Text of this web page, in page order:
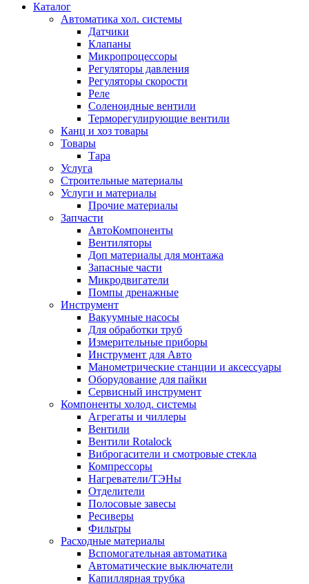
Каталог
Автоматика хол. системы
Датчики
Клапаны
Микропроцессоры
Регуляторы давления
Регуляторы скорости
Реле
Соленоидные вентили
Терморегулирующие вентили
Канц и хоз товары
Товары
Тара
Услуга
Строительные материалы
Услуги и материалы
Прочие материалы
Запчасти
АвтоКомпоненты
Вентиляторы
Доп материалы для монтажа
Запасные части
Микродвигатели
Помпы дренажные
Инструмент
Вакуумные насосы
Для обработки труб
Измерительные приборы
Инструмент для Авто
Манометрические станции и аксессуары
Оборудование для пайки
Сервисный инструмент
Компоненты холод. системы
Агрегаты и чиллеры
Вентили
Вентили Rotalock
Виброгасители и смотровые стекла
Компрессоры
Нагреватели/ТЭНы
Отделители
Полосовые завесы
Ресиверы
Фильтры
Расходные материалы
Вспомогательная автоматика
Автоматические выключатели
Капиллярная трубка